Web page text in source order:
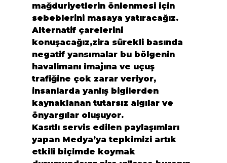
mağduriyetlerin önlenmesi için
sebeblerini masaya yatıracağız.
Alternatif çarelerini
konuşacağız,zira sürekli basında
negatif yansımalar bu bölgenin
havalimanı imajına ve uçuş
trafiğine çok zarar veriyor,
insanlarda yanlış bigilerden
kaynaklanan tutarsız algılar ve
önyargılar oluşuyor.
Kasıtlı servis edilen paylaşımları
yapan Medya’ya tepkimizi artık
etkili biçimde koymak